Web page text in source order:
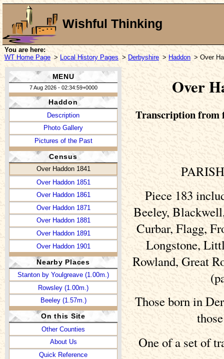
Wishful Thinking
You are here:
WT Home Page > Local History Pages > Derbyshire > Haddon > Over
MENU
7 Aug 2026 - 02:34:59+0000
Haddon
Description
Photo Gallery
Pictures of the Past
Census
Over Haddon 1841
Over Haddon 1851
Over Haddon 1861
Over Haddon 1871
Over Haddon 1881
Over Haddon 1891
Over Haddon 1901
Nearby Places
Stanton by Youlgreave (1.00m.)
Rowsley (1.00m.)
Beeley (1.57m.)
On this Site
Other Counties
About Us
Quick Reference
Over
Transcription from
Piece 183
Beeley,
Curbar, Flagg,
Longstone,
Rowland, Great
Those born in
One of a set of